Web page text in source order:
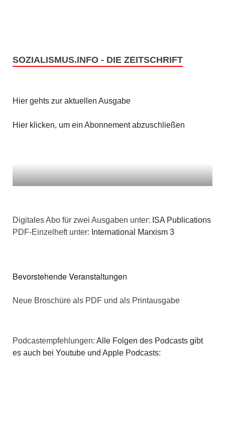
SOZIALISMUS.INFO - DIE ZEITSCHRIFT
Hier gehts zur aktuellen Ausgabe
Hier klicken, um ein Abonnement abzuschließen
Digitales Abo für zwei Ausgaben unter: ISA Publications
PDF-Einzelheft unter: International Marxism 3
Bevorstehende Veranstaltungen
Neue Broschüre als PDF und als Printausgabe
Podcastempfehlungen: Alle Folgen des Podcasts gibt
es auch bei Youtube und Apple Podcasts: